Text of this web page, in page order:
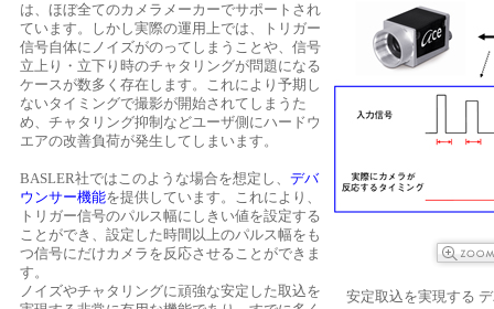
は、ほぼ全てのカメラメーカーでサポートされ
ています。しかし実際の運用上では、トリガー
信号自体にノイズがのってしまうことや、信号
立上り・立下り時のチャタリングが問題になる
ケースが数多く存在します。これにより予期し
ないタイミングで撮影が開始されてしまうた
め、チャタリング抑制などユーザ側にハードウ
エアの改善負荷が発生してしまいます。
BASLER社ではこのような場合を想定し、 デバ
ウンサー機能を提供しています。これにより、
トリガー信号のパルス幅にしきい値を設定する
ことができ、設定した時間以上のパルス幅をも
つ信号にだけカメラを反応させることができま
す。
ノイズやチャタリングに頑強な安定した取込を
安定取込を実現する